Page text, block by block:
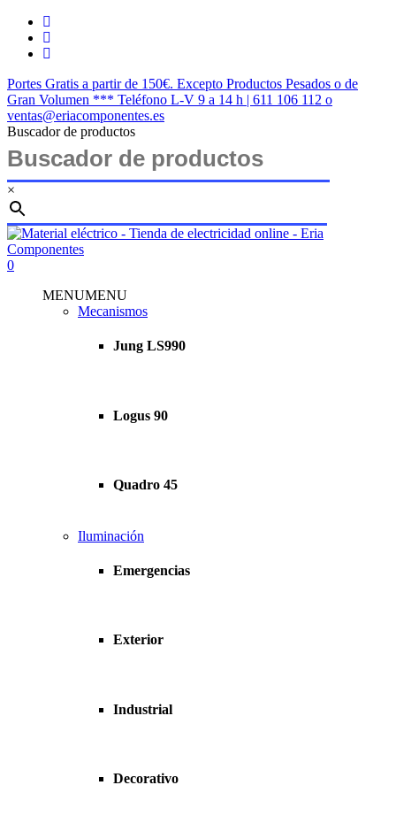
Saltar
contenido
twitter
facebook
instagram
Portes Gratis a partir de 150€. Excepto Productos Pesados o de
Gran Volumen *** Teléfono L-V 9 a 14 h | 611 106 112 o
ventas@eriacomponentes.es
Buscador de productos
×
Cerrar
búsqueda
buscar
account
0
MENUMENU
Mecanismos
Jung LS990
Logus 90
Quadro 45
Iluminación
Emergencias
Exterior
Industrial
Decorativo